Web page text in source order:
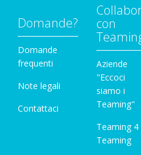
Domande?
Domande
frequenti
Note legali
Contattaci
con
Aziende
"Eccoci
siamo i
Teaming"
Teaming 4
Teaming